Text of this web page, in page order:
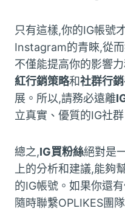
只有這樣,你的IG帳號
Instagram的青睞,從
不僅能提高你的影響
紅行銷策略和社群行
展。所以,請務必遠離
立真實、優質的IG社群
總之,IG買粉絲絕對是
上的分析和建議,能夠
的IG帳號。如果你還
隨時聯繫OPLIKES團隊